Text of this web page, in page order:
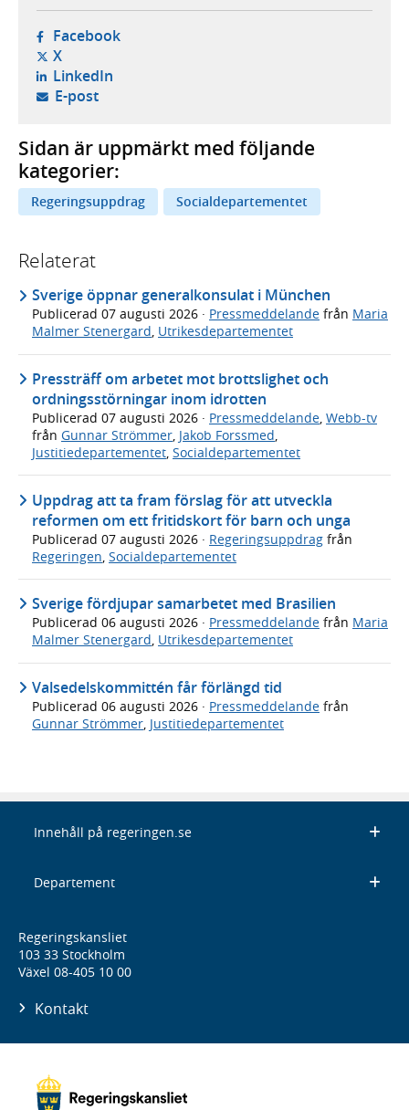
Facebook- öppnas i ny flik, extern webbplats,
X- öppnas i ny flik, extern webbplats,
LinkedIn- öppnas i ny flik, extern webbplats,
E-post- öppnar din e-postklient,
Sidan är uppmärkt med följande
kategorier:
Regeringsuppdrag Socialdepartementet
Relaterat
Sverige öppnar generalkonsulat i München
Publicerad 07 augusti 2026 · Pressmeddelande från Maria
Malmer Stenergard, Utrikesdepartementet
Pressträff om arbetet mot brottslighet och
ordningsstörningar inom idrotten
Publicerad 07 augusti 2026 · Pressmeddelande, Webb-tv
från Gunnar Strömmer, Jakob Forssmed,
Justitiedepartementet, Socialdepartementet
Uppdrag att ta fram förslag för att utveckla
reformen om ett fritidskort för barn och unga
Publicerad 07 augusti 2026 · Regeringsuppdrag från
Regeringen Socialdepartementet
Sverige fördjupar samarbetet med Brasilien
Publicerad 06 augusti 2026 · Pressmeddelande från Maria
Malmer Stenergard, Utrikesdepartementet
Valsedelskommittén får förlängd tid
Publicerad 06 augusti 2026 · Pressmeddelande från
Gunnar Strömmer, Justitiedepartementet
Innehåll på regeringen.se
Departement
Regeringskansliet
103 33 Stockholm
Växel 08-405 10 00
Kontakt